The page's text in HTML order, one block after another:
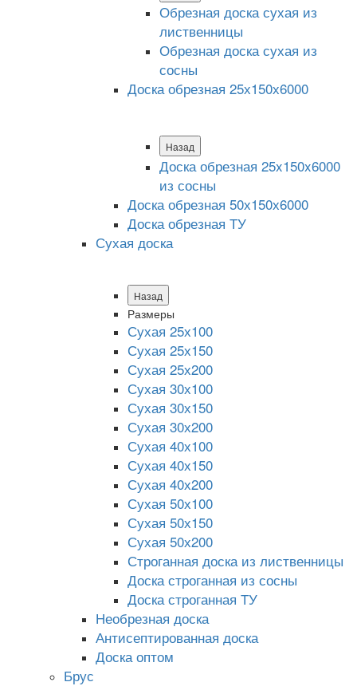
Обрезная доска сухая из
лиственницы
Обрезная доска сухая из
сосны
Доска обрезная 25х150х6000
Назад
Доска обрезная 25x150x6000
из сосны
Доска обрезная 50х150х6000
Доска обрезная ТУ
Сухая доска
Назад
Размеры
Сухая 25х100
Сухая 25х150
Сухая 25х200
Сухая 30х100
Сухая 30х150
Сухая 30х200
Сухая 40х100
Сухая 40х150
Сухая 40х200
Сухая 50х100
Сухая 50х150
Сухая 50х200
Строганная доска из лиственницы
Доска строганная из сосны
Доска строганная ТУ
Необрезная доска
Антисептированная доска
Доска оптом
Брус